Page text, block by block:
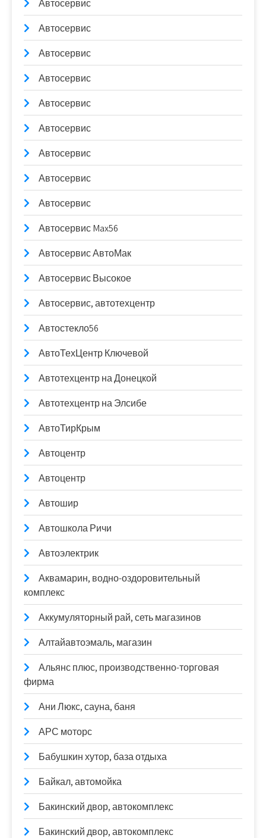
Автосервис
Автосервис
Автосервис
Автосервис
Автосервис
Автосервис
Автосервис
Автосервис
Автосервис
Автосервис Max56
Автосервис АвтоМак
Автосервис Высокое
Автосервис, автотехцентр
Автостекло56
АвтоТехЦентр Ключевой
Автотехцентр на Донецкой
Автотехцентр на Элсибе
АвтоТирКрым
Автоцентр
Автоцентр
Автошир
Автошкола Ричи
Автоэлектрик
Аквамарин, водно-оздоровительный
комплекс
Аккумуляторный рай, сеть магазинов
Алтайавтоэмаль, магазин
Альянс плюс, производственно-торговая
фирма
Ани Люкс, сауна, баня
АРС моторс
Бабушкин хутор, база отдыха
Байкал, автомойка
Бакинский двор, автокомплекс
Бакинский двор, автокомплекс